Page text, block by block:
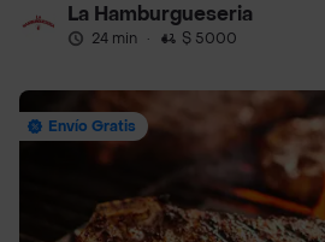
La Hamburgueseria
24 min · $ 5000
Envío Gratis